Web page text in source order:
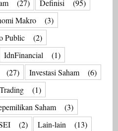
(27) Definisi
(95)
Makro
(3)
Public
(2)
IdnFinancial
(1)
(27) Investasi Saham
(6)
(1)
Saham
(3)
(2) Lain-lain
(13)